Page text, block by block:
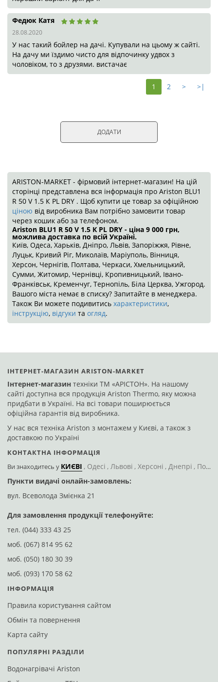
ARISTON-MARKET - фірмовий інтернет-магазин! На цій
сторінці представлена вся інформація про Ariston BLU1 R
кошик або за телефоном.
Ariston BLU1 R 50 V 1.5 К PL DRY - ціна 9 000
можлива доставка по всій Україні.
Чернівці, Кропивницький, Івано-Франківськ, Кременчуг,
Тернопіль, Біла Церква, Ужгород. Вашого міста немає в
списку? Запитайте в менеджера. Також Ви можете
подивитись характеристики,інструкцію ,відгуки таогляд.
ІНТЕРНЕТ-МАГАЗИН ARISTON-MARKET
Інтернет-магазин техніки ТМ «АРІСТОН». На нашому
сайті доступна вся продукція Ariston Thermo, яку можна
придбати в Україні. На всі товари поширюється офіційна
гарантія від виробника.
У нас вся техніка Ariston з монтажем у Києві, а також з
Пункти видачі онлайн-замовлень:
вул. Всеволода Змієнка 21
Для замовлення продукції телефонуйте:
моб. (067) 814 95 62
моб. (050) 180 30 39
моб. (093) 170 58 62
ІНФОРМАЦІЯ
Правила користування сайтом
Обмін та повернення
Карта сайту
ПОПУЛЯРНІ РАЗДІЛИ
Водонагрівачі Ariston
Бойлери з сухим ТЕНом
Бойлери на 50 літрів
Бойлери на 80 літрів
Бойлери на 100 літрів